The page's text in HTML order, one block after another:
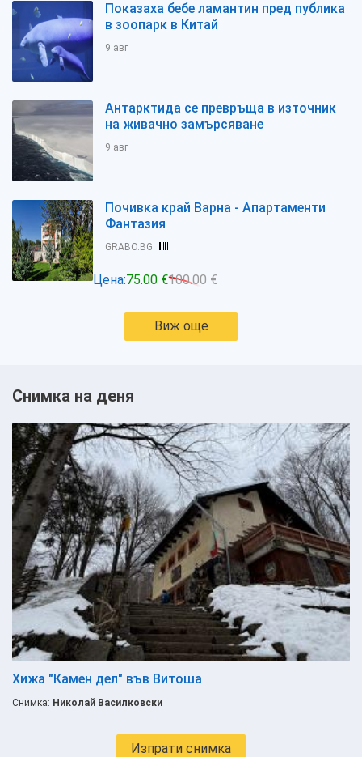
Показаха бебе ламантин пред публика
в зоопарк в Китай
9 авг
Антарктида се превръща в източник
на живачно замърсяване
9 авг
Почивка край Варна - Апартаменти
Фантазия
GRABO.BG
Цена:75.00 €100.00 €
Виж още
Снимка на деня
Хижа "Камен дел" във Витоша
Снимка: Николай Василковски
Изпрати снимка